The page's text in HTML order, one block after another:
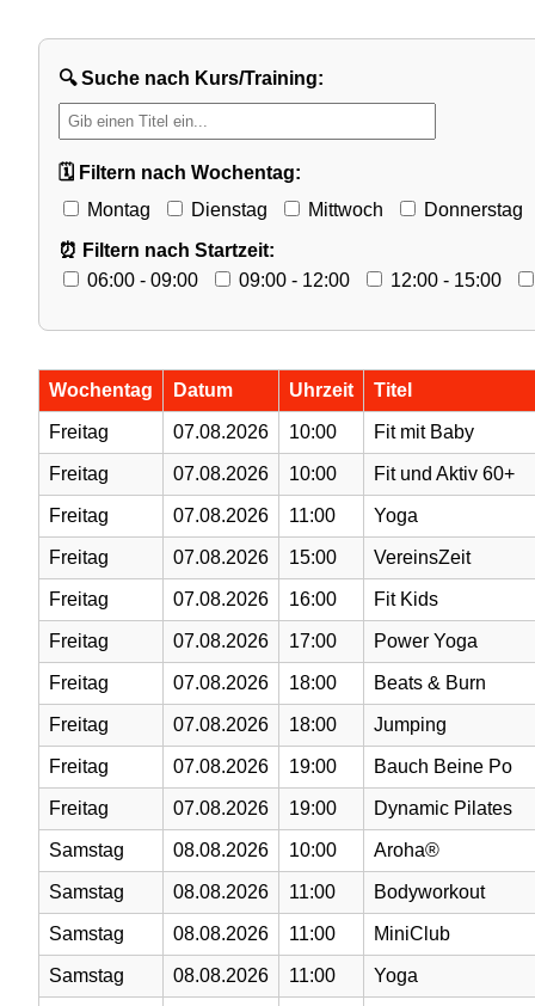
🔍 Suche nach Kurs/Training:
🗓️ Filtern nach Wochentag:
Montag
Dienstag Mittwoch
Donnerstag
⏰ Filtern nach Startzeit:
06:00 - 09:00
09:00 - 12:00 12:00 - 15:00
Wochentag Datum Uhrzeit Titel
Freitag 07.08.2026 10:00 Fit mit Baby
Freitag 07.08.2026 10:00 Fit und Aktiv 60+
Freitag 07.08.2026 11:00 Yoga
Freitag 07.08.2026 15:00 VereinsZeit
Freitag 07.08.2026 16:00 Fit Kids
Freitag 07.08.2026 17:00 Power Yoga
Freitag 07.08.2026 18:00 Beats & Burn
Freitag 07.08.2026 18:00 Jumping
Freitag 07.08.2026 19:00 Bauch Beine Po
Freitag 07.08.2026 19:00 Dynamic Pilates
Samstag 08.08.2026 10:00 Aroha®
Samstag 08.08.2026 11:00 Bodyworkout
Samstag 08.08.2026 11:00 MiniClub
Samstag 08.08.2026 11:00 Yoga